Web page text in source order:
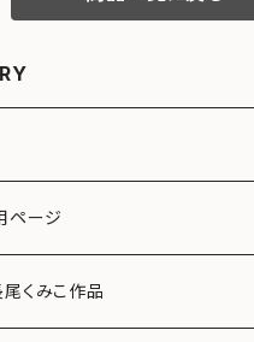
カード
ページ
くみこ作品